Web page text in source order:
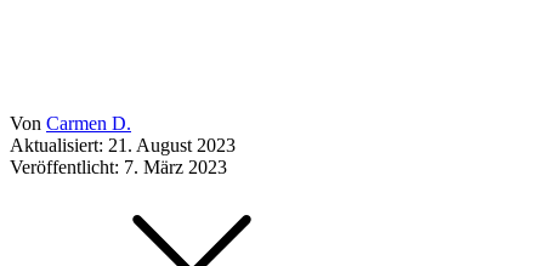
Von Carmen D.
Aktualisiert: 21. August 2023
Veröffentlicht: 7. März 2023